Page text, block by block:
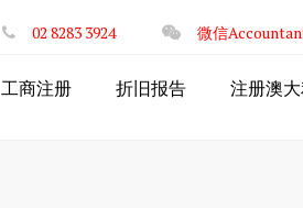
02 8283 3924 微信
工商注册 折旧报告 注册澳